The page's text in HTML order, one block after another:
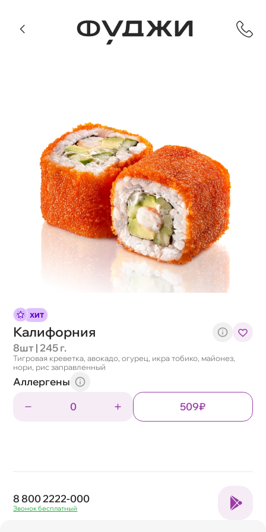
ХИТ
Калифорния
8шт | 245 г.
Тигровая креветка, авокадо, огурец, икра тобико, майонез,
нори, рис заправленный
Аллергены
0
509₽
8 800 2222-000
Звонок бесплатный